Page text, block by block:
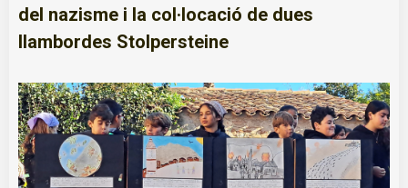
del nazisme i la col·locació de dues
llambordes Stolpersteine